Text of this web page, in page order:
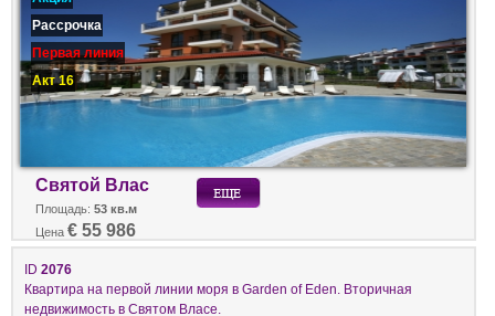
Рассрочка
Первая линия
Акт 16
Святой Влас
Площадь: 53 кв.м
Цена € 55 986
ID 2076
Квартира на первой линии моря в Garden of Eden. Вторичная
недвижимость в Святом Власе.